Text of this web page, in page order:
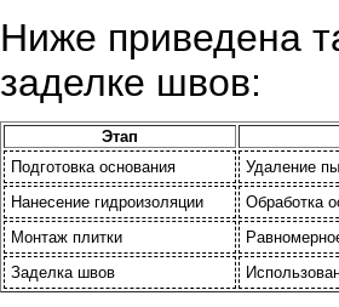
Ниже приведена
заделке швов:
Этап
Подготовка основания
Удаление
Нанесение гидроизоляции
Обработка
Монтаж плитки
Заделка швов